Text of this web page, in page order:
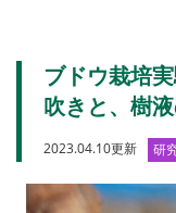
ブドウ栽培
吹きと、樹
2023.04.10更新 研